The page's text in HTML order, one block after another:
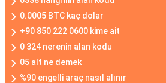
0.0005 BTC kaç dolar
+90 850 222 0600 kime ait
0 324 nerenin alan kodu
05 alt ne demek
%90 engelli araç nasıl alınır